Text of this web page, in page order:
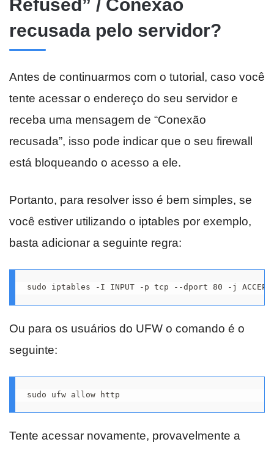
Refused” / Conexão
recusada pelo servidor?
Antes de continuarmos com o tutorial, caso você
tente acessar o endereço do seu servidor e
receba uma mensagem de “Conexão
recusada”, isso pode indicar que o seu firewall
está bloqueando o acesso a ele.
Portanto, para resolver isso é bem simples, se
você estiver utilizando o iptables por exemplo,
basta adicionar a seguinte regra:
sudo iptables -I INPUT -p tcp --dport 80 -j ACCEPT
Ou para os usuários do UFW o comando é o
seguinte:
sudo ufw allow http
Tente acessar novamente, provavelmente a